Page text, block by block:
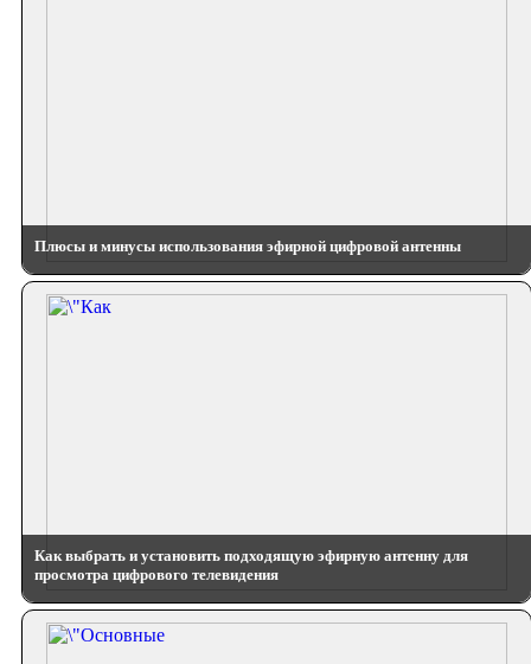
Плюсы и минусы использования эфирной цифровой антенны
Как выбрать и установить подходящую эфирную антенну для
просмотра цифрового телевидения